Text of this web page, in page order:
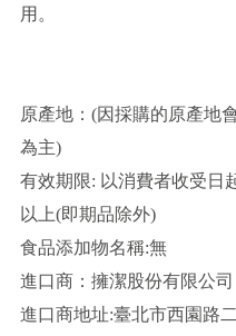
用。
原產地：(因採購的原產地
為主)
有效期限: 以消費者收受日
以上(即期品除外)
食品添加物名稱:無
進口商：擁潔股份有限公司
進口商地址:臺北市西園路